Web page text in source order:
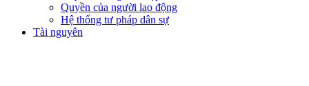
Quyền của người lao động
Hệ thống tư pháp dân sự
Tài nguyên